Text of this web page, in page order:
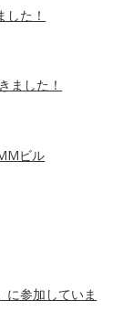
た！
ました！
ビル
に参加していま